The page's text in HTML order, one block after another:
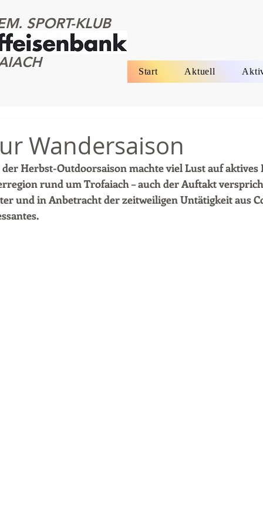
SPORT-KLUB
Start Aktuell
Wandersaison
der Herbst-Outdoorsaison machte viel Lust auf
rund um Trofaiach – auch der Auftakt
und in Anbetracht der zeitweiligen Untätigkeit aus